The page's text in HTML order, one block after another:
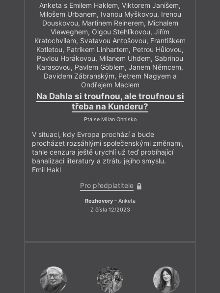
Anketa s Emilem Haklem, Viktorem Janišem,
Milošem Urbanem, Ivanou Myškovou, Irenou
Douskovou, Martinem Reinerem, Michalem
Vieweghem, Olgou Stehlíkovou, Jiřím
Kratochvilem, Svatavou Antošovou, Františkem
Kotletou, Patrikem Linhartem, Petrou Hůlovou,
Pavlou Horákovou, Milanem Uhdem, Sabrinou
Karasovou, Pavlem Göblem, Janem Němcem,
Davidem Zábranským, Petrem Nagyem a
Ondřejem Maclem
Na Dahla si troufnou, ale troufnou si
třeba na Kunderu?
Ptá se Milan Ohnisko
V situaci, kdy Evropa prochází a bude
procházet rozsáhlými společenskými změnami,
tahle cenzura ještě urychlí už teď probíhající
banalizaci literatury a ztrátu jejího smyslu.
Emil Hakl
Pro předplatitele
Rozhovory– Anketa
Z čísla 12/2023